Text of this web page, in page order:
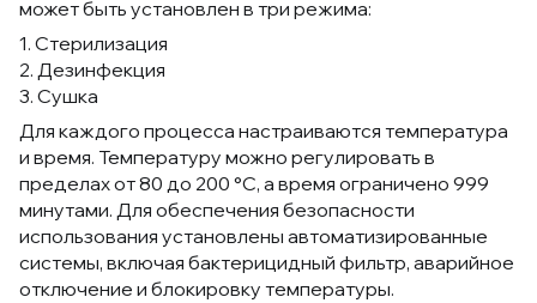
может быть установлен в три режима:
1. Стерилизация
2. Дезинфекция
3. Сушка
Для каждого процесса настраиваются температура
и время. Температуру можно регулировать в
пределах от 80 до 200 °C, а время ограничено 999
минутами. Для обеспечения безопасности
использования установлены автоматизированные
системы, включая бактерицидный фильтр, аварийное
отключение и блокировку температуры.